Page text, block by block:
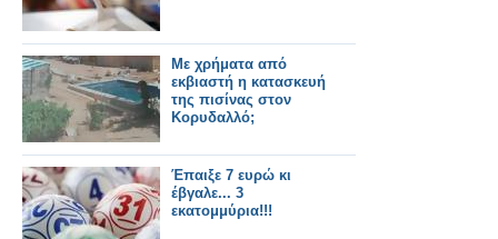
Με χρήματα από
εκβιαστή η κατασκευή
της πισίνας στον
Κορυδαλλό;
Έπαιξε 7 ευρώ κι
έβγαλε... 3
εκατομμύρια!!!